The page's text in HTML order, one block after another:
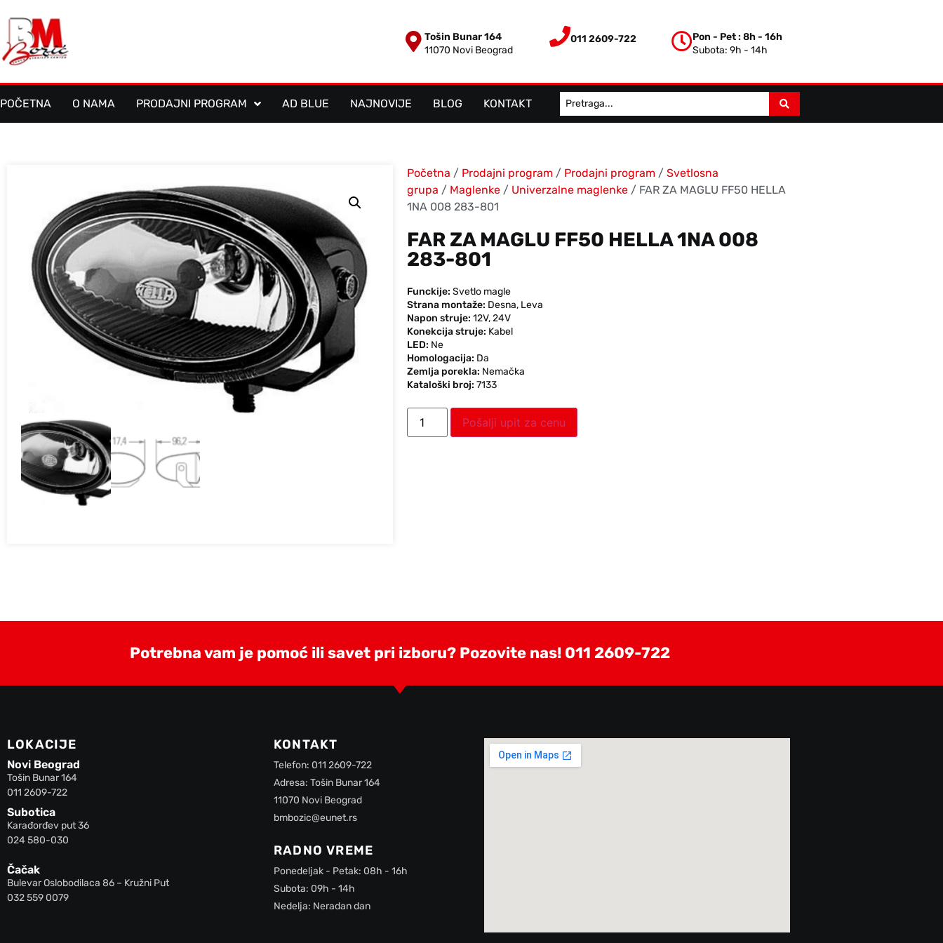
Tošin Bunar 164
11070 Novi Beograd
011 2609-722
Pon - Pet : 8h - 16h
Subota: 9h - 14h
POČETNA O NAMA PRODAJNI PROGRAM AD BLUE NAJNOVIJE BLOG KONTAKT
Početna / Prodajni program / Prodajni program / Svetlosna
grupa / Maglenke / Univerzalne maglenke / FAR ZA MAGLU FF50 HELLA
1NA 008 283-801
FAR ZA MAGLU FF50 HELLA 1NA 008
283-801
Funckije: Svetlo magle
Strana montaže: Desna, Leva
Napon struje: 12V,24V
Konekcija struje: Kabel
LED: Ne
Homologacija: Da
Zemlja porekla: Nemačka
Kataloški broj: 7133
Pošalji upit za cenu
Potrebna vam je pomoć ili savet pri izboru? Pozovite nas! 011 2609-722
LOKACIJE
Novi Beograd
Tošin Bunar 164
011 2609-722
Subotica
Karađorđev put 36
024 580-030
Čačak
Bulevar Oslobodilaca 86 – Kružni Put
032 559 0079
KONTAKT
Telefon: 011 2609-722
Adresa: Tošin Bunar 164
11070 Novi Beograd
bmbozic@eunet.rs
RADNO VREME
Ponedeljak - Petak: 08h - 16h
Subota: 09h - 14h
Nedelja: Neradan dan